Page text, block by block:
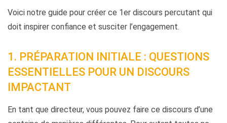
Voici notre guide pour créer ce 1er discours percutant qui
doit inspirer confiance et susciter l’engagement.
1. PRÉPARATION INITIALE : QUESTIONS
ESSENTIELLES POUR UN DISCOURS
IMPACTANT
En tant que directeur, vous pouvez faire ce discours d’une